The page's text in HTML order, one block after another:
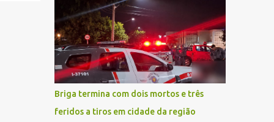
maior benefício possível à população. Essa
reflexão encontra respaldo tanto na teoria
da admini...
quando acabou colidindo na traseira de um
Jeep Renegade. Segundo relato da condutora
do veículo, o trânsito estava lento e
congestionado devido a obras realizadas na
rodovia, momento em que ocorreu o
impacto. Com a violência da colisão, o
motociclista foi arremessado ao solo.
Testemunhas relataram que o capacete teria
Briga termina com dois mortos e três
feridos a tiros em cidade da região